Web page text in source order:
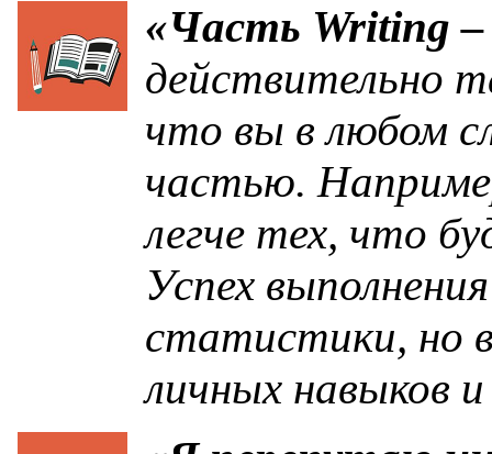
«Часть Writing
действительно
что вы в любом
частью.
легче тех, что
Успех
статистики, но
личных навыков